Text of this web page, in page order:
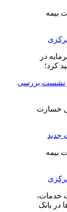
نشست بررسی